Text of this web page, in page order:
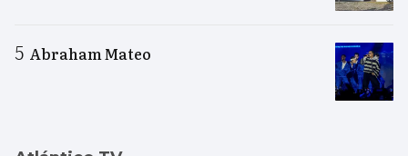
Abraham Mateo